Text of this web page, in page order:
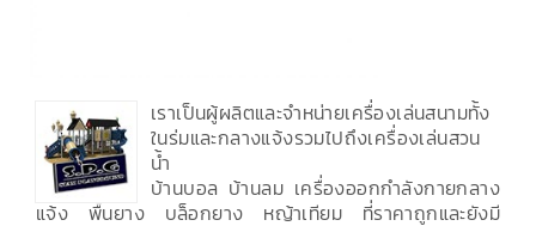
เราเป็นผู้ผลิตและจำหน่ายเครื่องเล่นสนามทั้ง
ในร่มและกลางแจ้งรวมไปถึงเครื่องเล่นสวน
น้ำ
บ้านบอล บ้านลม เครื่องออกกำลังกายกลาง
แจ้ง พื้นยาง บล็อกยาง หญ้าเทียม ที่ราคาถูกและยังมี